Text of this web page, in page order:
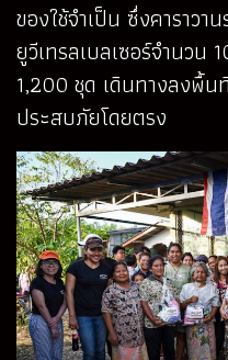
ของใช้จำเป็น ซึ่งคาราวา
ยูวีเทรลเบลเซอร์จำนวน
1,200 ชุด เดินทางลงพื้
ประสบภัยโดยตรง